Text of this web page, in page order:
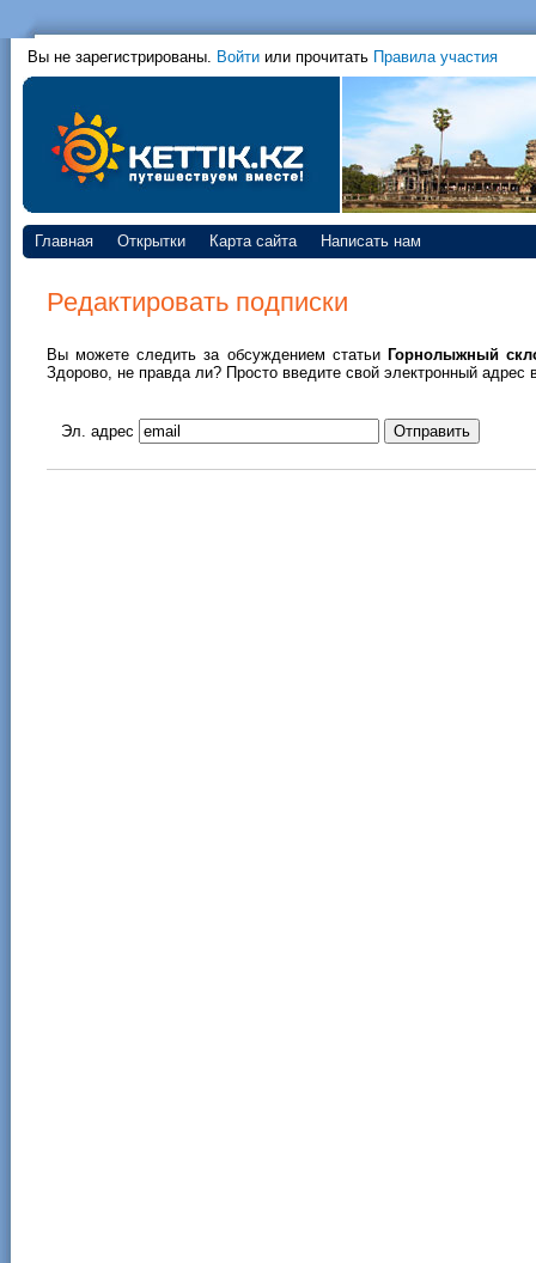
Вы не зарегистрированы. Войти или прочитать Правила участия
Главная Открытки Карта сайта Написать нам
Редактировать подписки
Вы можете следить за обсуждением статьи Горнолыжный
Здорово, не правда ли? Просто введите свой электронный адрес
Эл. адрес